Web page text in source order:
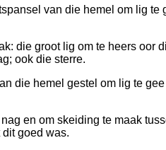
van die hemel om lig te
die groot lig om te heers oor
ook die sterre.
die hemel gestel om lig te
en om skeiding te maak
goed was.